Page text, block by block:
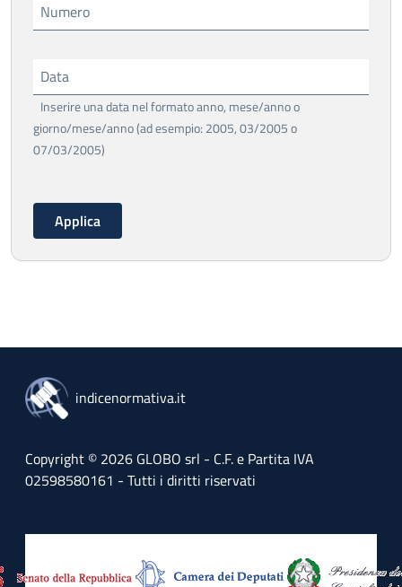
Numero
Data
Inserire una data nel formato anno, mese/anno o
giorno/mese/anno (ad esempio: 2005, 03/2005 o
07/03/2005)
indicenormativa.it
Copyright © 2026 GLOBO srl - C.F. e Partita IVA
02598580161 - Tutti i diritti riservati